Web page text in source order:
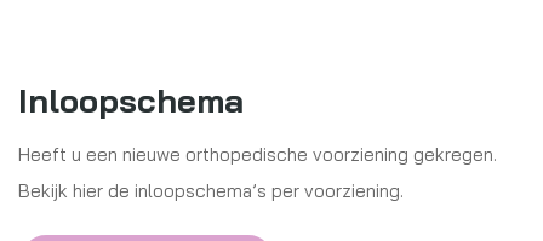
Inloopschema
Heeft u een nieuwe orthopedische voorziening gekregen.
Bekijk hier de inloopschema’s per voorziening.